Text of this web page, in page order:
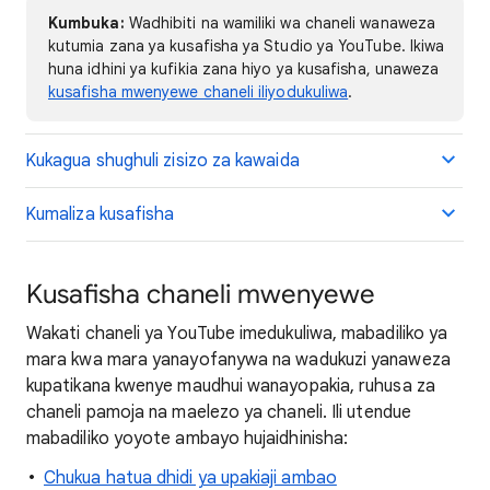
Kumbuka: Wadhibiti na wamiliki wa chaneli wanaweza
kutumia zana ya kusafisha ya Studio ya YouTube. Ikiwa
huna idhini ya kufikia zana hiyo ya kusafisha, unaweza
kusafisha mwenyewe chaneli iliyodukuliwa.
Kukagua shughuli zisizo za kawaida
Kumaliza kusafisha
Kusafisha chaneli mwenyewe
Wakati chaneli ya YouTube imedukuliwa, mabadiliko ya
mara kwa mara yanayofanywa na wadukuzi yanaweza
kupatikana kwenye maudhui wanayopakia, ruhusa za
chaneli pamoja na maelezo ya chaneli. Ili utendue
mabadiliko yoyote ambayo hujaidhinisha:
Chukua hatua dhidi ya upakiaji ambao